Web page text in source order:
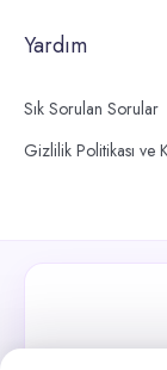
Yardım
Sık Sorulan Sorular
Gizlilik Politikası ve